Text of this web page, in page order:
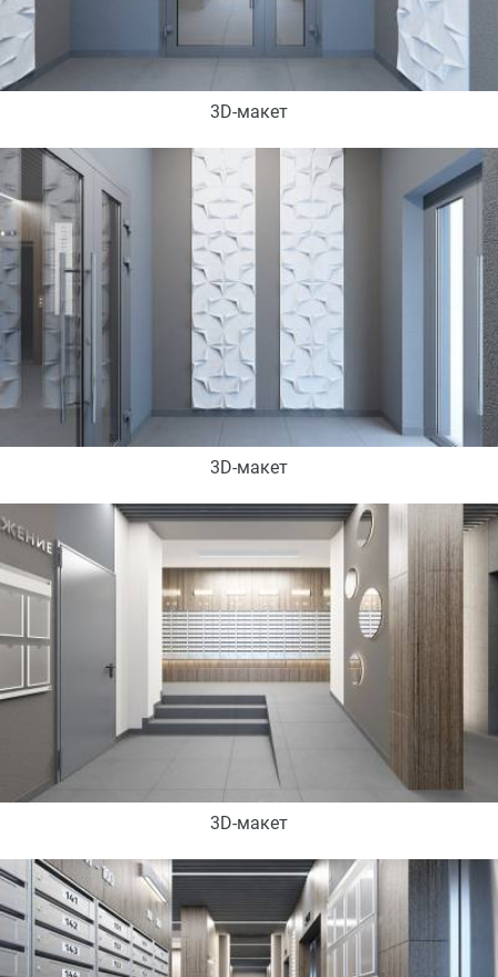
3D-макет
3D-макет
3D-макет